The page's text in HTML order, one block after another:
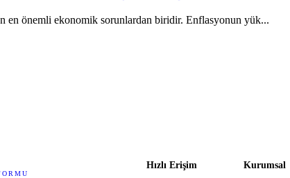
en önemli ekonomik sorunlardan biridir. Enflasyonun yük...
Hızlı Erişim Kurumsal